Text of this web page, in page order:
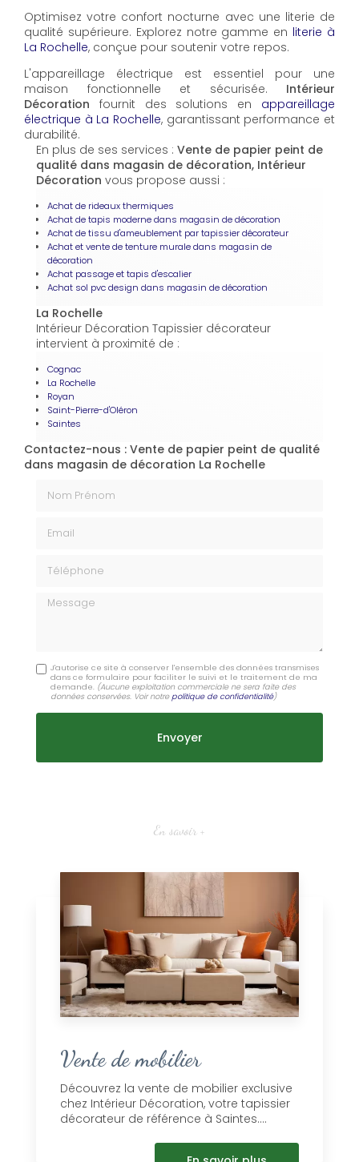
Optimisez votre confort nocturne avec une literie de
qualité supérieure. Explorez notre gamme en literie à
La Rochelle, conçue pour soutenir votre repos.
L'appareillage électrique est essentiel pour une
maison fonctionnelle et sécurisée. Intérieur
Décoration fournit des solutions en appareillage
électrique à La Rochelle, garantissant performance et
durabilité.
En plus de ses services : Vente de papier peint de
qualité dans magasin de décoration, Intérieur
Décoration vous propose aussi :
Achat de rideaux thermiques
Achat de tapis moderne dans magasin de décoration
Achat de tissu d'ameublement par tapissier décorateur
Achat et vente de tenture murale dans magasin de
décoration
Achat passage et tapis d'escalier
Achat sol pvc design dans magasin de décoration
La Rochelle
Intérieur Décoration Tapissier décorateur
intervient à proximité de :
Cognac
La Rochelle
Royan
Saint-Pierre-d'Oléron
Saintes
Contactez-nous : Vente de papier peint de qualité
dans magasin de décoration La Rochelle
Message
J'autorise ce site à conserver l'ensemble des données transmises
dans ce formulaire pour faciliter le suivi et le traitement de ma
demande. (Aucune exploitation commerciale ne sera faite des
données conservées. Voir notrepolitique de confidentialité)
En savoir +
Vente de mobilier
Découvrez la vente de mobilier exclusive
chez Intérieur Décoration, votre tapissier
décorateur de référence à Saintes....